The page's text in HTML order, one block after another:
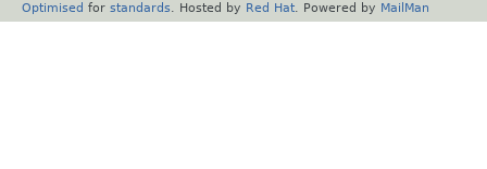
Optimised for standards . Hosted by Red Hat . Powered by MailMan